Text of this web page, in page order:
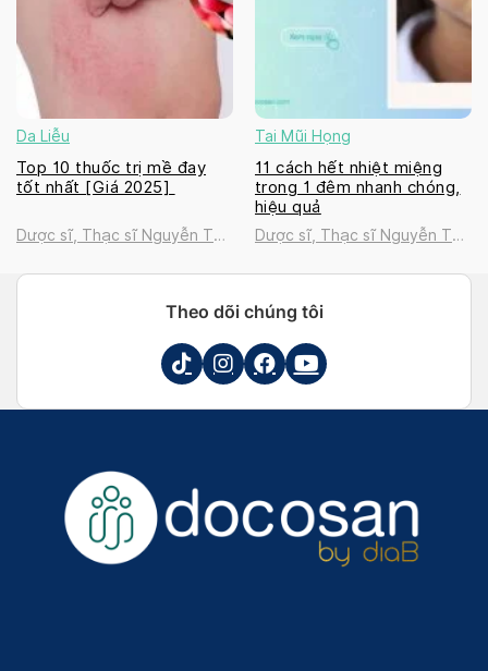
Da Liễu
Top 10 thuốc trị mề đay
tốt nhất [Giá 2025]
Dược sĩ, Thạc sĩ Nguyễn Thị
Tai Mũi Họng
11 cách hết nhiệt miệng
trong 1 đêm nhanh chóng,
hiệu quả
Dược sĩ, Thạc sĩ Nguyễn Thị
Theo dõi chúng tôi